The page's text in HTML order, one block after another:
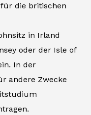
für die britischen
in Irland
oder der Isle of
In der
andere Zwecke